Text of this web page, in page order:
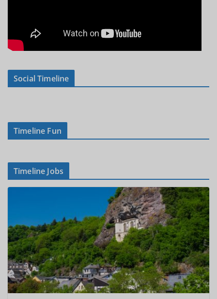
Social Timeline
Timeline Fun
Timeline Jobs